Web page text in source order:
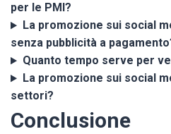
per le PMI?
La promozione sui social
senza pubblicità a
Quanto tempo serve per
La promozione sui social
settori?
Conclusione